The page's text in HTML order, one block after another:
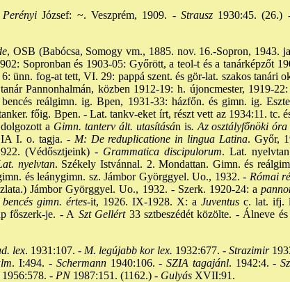
József: ~. Veszprém, 1909. -Strausz1930:45. (26.)
, OSB (Babócsa, Somogy vm., 1885. nov. 16.-Sopron, 1943.
Sopronban és 1903-05: Győrött, a teol-t és a tanárképzőt
ünn. fog-at tett, VI. 29: pappá szent. és gör-lat. szakos tanári
Pannonhalmán, közben 1912-19: h. újoncmester, 1919-
reálgimn. ig. Bpen, 1931-33: házfőn. és gimn. ig.
főig. Bpen. - Lat. tankv-eket írt, részt vett az 1934:11. tc.
a Gimn. tanterv ált. utasításán is. Az osztályfőnöki
I. o. tagja. -M: De reduplicatione in lingua Latina. Győr,
(Védősztjeink) -Grammatica discipulorum. Lat.
nyelvtan. Székely Istvánnal. 2. Mondattan. Gimn. és
és leánygimn. sz. Jámbor Györggyel. Uo., 1932. - Római
Jámbor Györggyel. Uo., 1932. - Szerk. 1920-24: a
bencés gimn. értes-it, 1926. IX-1928. X: a Juventus c. lat. ifj.
főszerk-je. - A Szt Gellért33 sztbeszédét közölte. - Álneve
lex. 1931:107. - M. legújabb kor lex. 1932:677. - Strazimir
. I:494. -Schermann1940:106. - SZIA tagajánl. 1942:4. -
1956:578. - PN1987:151. (1162.) - Gulyás XVII:91.